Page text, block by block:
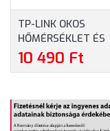
TP-LINK OKOS
HŐMÉRSÉKLET ÉS
PÁRATARTALOM
MONITOR (TAPO
10 490 Ft